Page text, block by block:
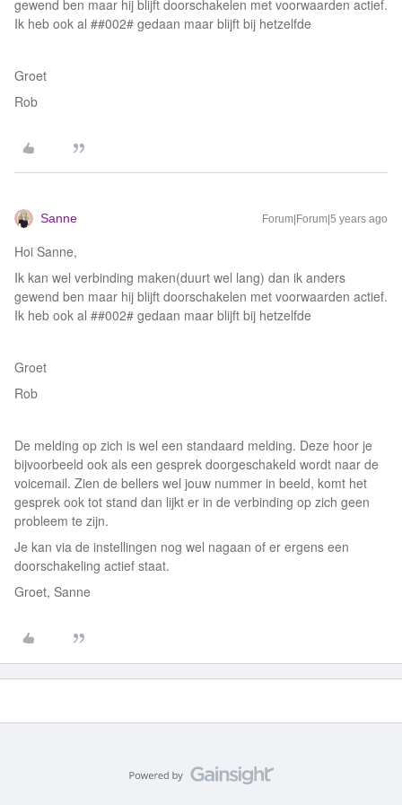
gewend ben maar hij blijft doorschakelen met voorwaarden actief.
Ik heb ook al ##002# gedaan maar blijft bij hetzelfde
Groet
Rob
Sanne Forum|Forum|5 years ago
Hoi Sanne,
Ik kan wel verbinding maken(duurt wel lang) dan ik anders
gewend ben maar hij blijft doorschakelen met voorwaarden actief.
Ik heb ook al ##002# gedaan maar blijft bij hetzelfde
Groet
Rob
De melding op zich is wel een standaard melding. Deze hoor je
bijvoorbeeld ook als een gesprek doorgeschakeld wordt naar de
voicemail. Zien de bellers wel jouw nummer in beeld, komt het
gesprek ook tot stand dan lijkt er in de verbinding op zich geen
probleem te zijn.
Je kan via de instellingen nog wel nagaan of er ergens een
doorschakeling actief staat.
Groet, Sanne